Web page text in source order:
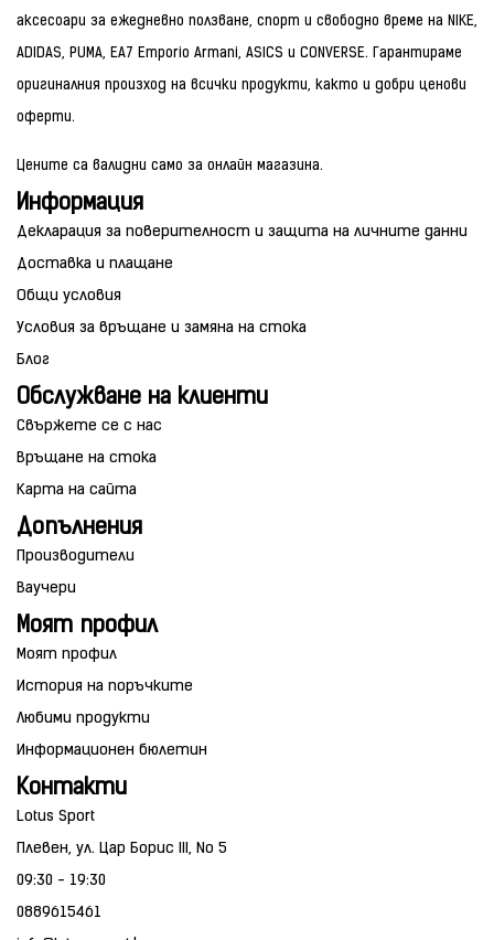
аксесоари за ежедневно ползване, спорт и свободно време на NIKE,
ADIDAS, PUMA, EA7 Emporio Armani, ASICS и CONVERSE. Гарантираме
оригиналния произход на всички продукти, както и добри ценови
оферти.
Цените са валидни само за онлайн магазина.
Информация
Декларация за поверителност и защита на личните данни
Доставка и плащане
Общи условия
Условия за връщане и замяна на стока
Блог
Обслужване на клиенти
Свържете се с нас
Връщане на стока
Карта на сайта
Допълнения
Производители
Ваучери
Моят профил
Моят профил
История на поръчките
Любими продукти
Информационен бюлетин
Контакти
Lotus Sport
Плевен, ул. Цар Борис III, No 5
09:30 - 19:30
0889615461